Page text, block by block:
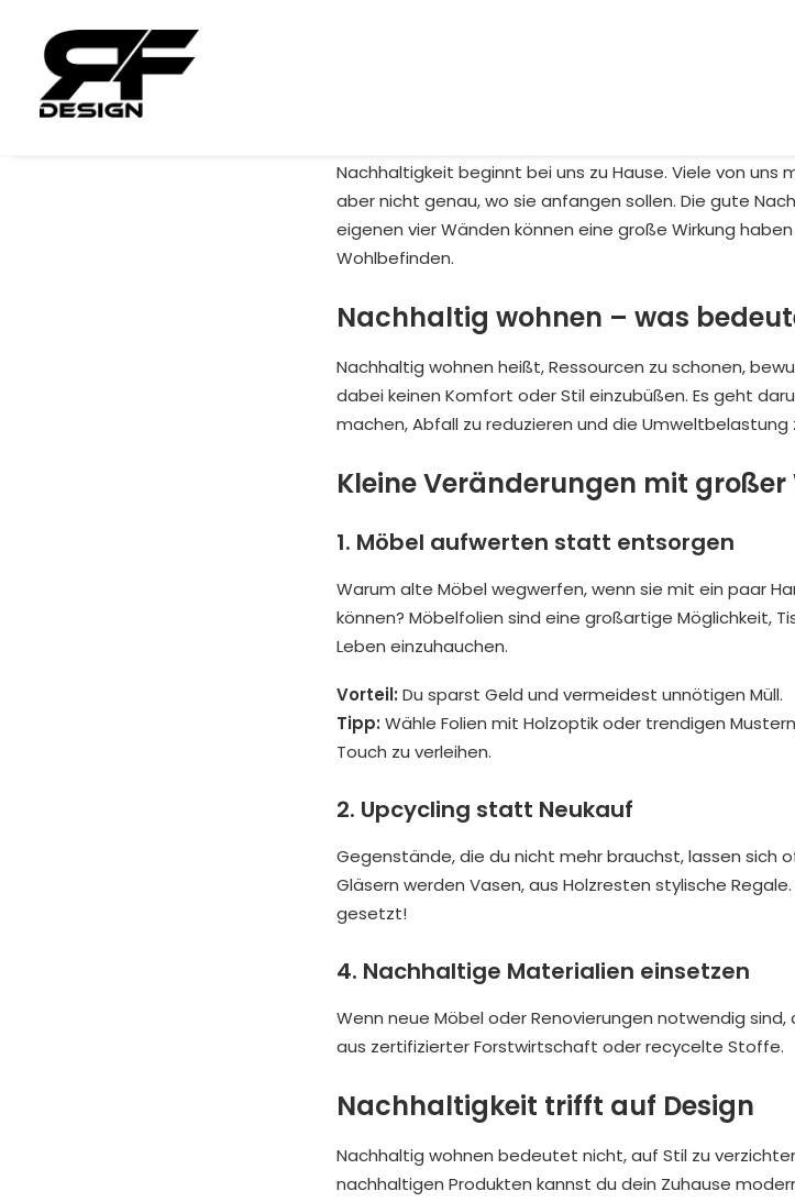
Nachhaltigkeit beginnt bei uns zu Hause. Viele von
aber nicht genau, wo sie anfangen sollen. Die gute
eigenen vier Wänden können eine große Wirkung
Wohlbefinden.
Nachhaltig wohnen – was
Nachhaltig wohnen heißt, Ressourcen zu schonen,
dabei keinen Komfort oder Stil einzubüßen. Es geht
machen, Abfall zu reduzieren und die Umweltbelastung
Kleine Veränderungen mit großer
1. Möbel aufwerten statt entsorgen
Warum alte Möbel wegwerfen, wenn sie mit ein paar
können? Möbelfolien sind eine großartige Möglichkeit,
Leben einzuhauchen.
Vorteil: Du sparst Geld und vermeidest unnötigen Müll.
Tipp: Wähle Folien mit Holzoptik oder trendigen
Touch zu verleihen.
2. Upcycling statt Neukauf
Gegenstände, die du nicht mehr brauchst, lassen sich
Gläsern werden Vasen, aus Holzresten stylische
gesetzt!
4. Nachhaltige Materialien einsetzen
Wenn neue Möbel oder Renovierungen notwendig
aus zertifizierter Forstwirtschaft oder recycelte Stoffe.
Nachhaltigkeit trifft auf Design
Nachhaltig wohnen bedeutet nicht, auf Stil zu
nachhaltigen Produkten kannst du dein Zuhause